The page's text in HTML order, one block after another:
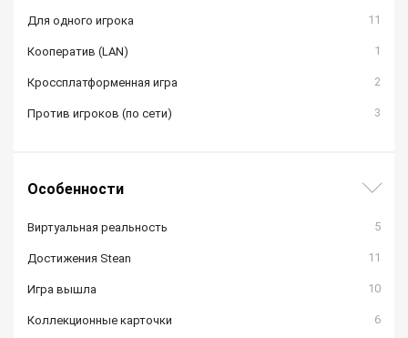
Для одного игрока 11
Кооператив (LAN) 1
Кроссплатформенная игра 2
Против игроков (по сети) 3
Особенности
Виртуальная реальность 5
Достижения Stean 11
Игра вышла 10
Коллекционные карточки 6